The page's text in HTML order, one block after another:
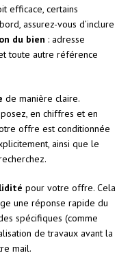
efficace, certains
assurez-vous d’inclure
du bien : adresse
toute autre référence
de manière claire.
en chiffres et en
offre est conditionnée
ainsi que le
pour votre offre. Cela
une réponse rapide du
spécifiques (comme
de travaux avant la
mail.